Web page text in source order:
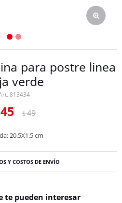
para postre linea
verde
813434
45 $49
20.5X1.5 cm
Y COSTOS DE ENVÍO
te pueden interesar